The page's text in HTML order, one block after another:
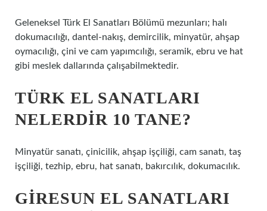
Geleneksel Türk El Sanatları Bölümü mezunları; halı
dokumacılığı, dantel-nakış, demircilik, minyatür, ahşap
oymacılığı, çini ve cam yapımcılığı, seramik, ebru ve hat
gibi meslek dallarında çalışabilmektedir.
TÜRK EL SANATLARI
NELERDIR 10 TANE?
Minyatür sanatı, çinicilik, ahşap işçiliği, cam sanatı, taş
işçiliği, tezhip, ebru, hat sanatı, bakırcılık, dokumacılık.
GIRESUN EL SANATLARI